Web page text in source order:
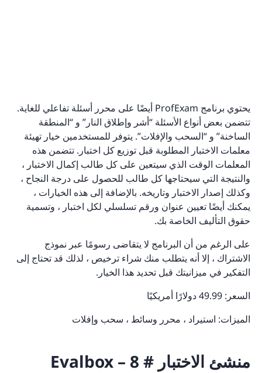
يحتوي برنامج ProfExam أيضًا على محرر أسئلة تفاعلي للغاية.
تتضمن بعض أنواع الأسئلة “أشر وإطلاق النار” و “المنطقة
الساخنة” و “السحب والإفلات”. يتوفر للمستخدمين خيار تهيئة
معلمات الاختبار المطلوبة قبل توزيع كل اختبار. تتضمن هذه
المعلمات الوقت الذي سيتعين على كل طالب إكمال الاختبار ،
والنتيجة التي سيحتاجها كل طالب للحصول على درجة النجاح ،
وكذلك إصدار الاختبار وتاريخه. بالإضافة إلى هذه الخيارات ،
يمكنك أيضًا تعيين عنوان ورقم تسلسلي لكل اختبار ، وتسمية
حقوق التأليف الخاصة بك.
على الرغم من أن البرنامج لا يتقاضى رسومًا عبر نموذج
الاشتراك ، إلا أنه يتطلب منك شراء ترخيص ، لذلك قد تحتاج إلى
التفكير في ميزانيتك قبل تحديد هذا الخيار.
السعر: 49.99 دولارًا أمريكيًا
الميزات: استيراد ، محرر وسائط ، سحب وإفلات
منشئ الاختبار # 8 – Evalbox